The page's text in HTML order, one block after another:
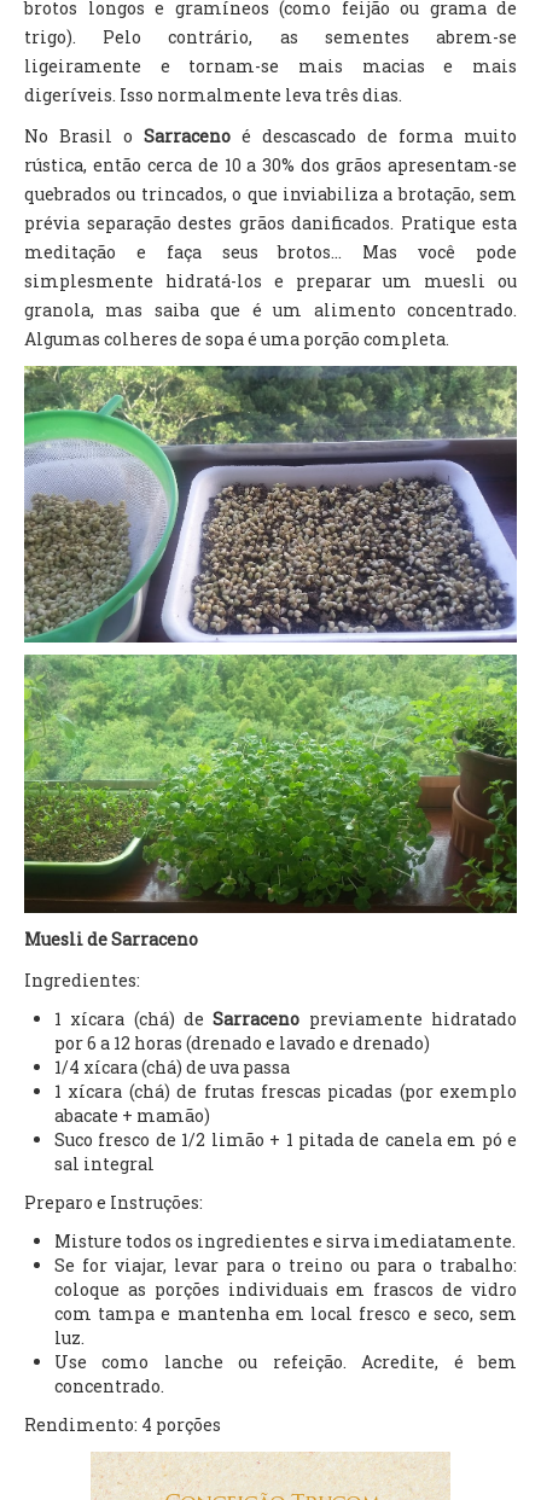
brotos longos e gramíneos (como feijão ou grama de
trigo). Pelo contrário, as sementes abrem-se
ligeiramente e tornam-se mais macias e mais
digeríveis. Isso normalmente leva três dias.
No Brasil o Sarraceno é descascado de forma muito
rústica, então cerca de 10 a 30% dos grãos apresentam-se
quebrados ou trincados, o que inviabiliza a brotação, sem
prévia separação destes grãos danificados. Pratique esta
meditação e faça seus brotos... Mas você pode
simplesmente hidratá-los e preparar um muesli ou
granola, mas saiba que é um alimento concentrado.
Algumas colheres de sopa é uma porção completa.
Muesli de Sarraceno
Ingredientes:
1 xícara (chá) deSarraceno previamente hidratado
por 6 a 12 horas (drenado e lavado e drenado)
1/4 xícara (chá) de uva passa
1 xícara (chá) de frutas frescas picadas (por exemplo
abacate + mamão)
Suco fresco de 1/2 limão + 1 pitada de canela em pó e
sal integral
Preparo e Instruções:
Misture todos os ingredientes e sirva imediatamente.
Se for viajar, levar para o treino ou para o trabalho:
coloque as porções individuais em frascos de vidro
com tampa e mantenha em local fresco e seco, sem
luz.
Use como lanche ou refeição. Acredite, é bem
concentrado.
Rendimento: 4 porções